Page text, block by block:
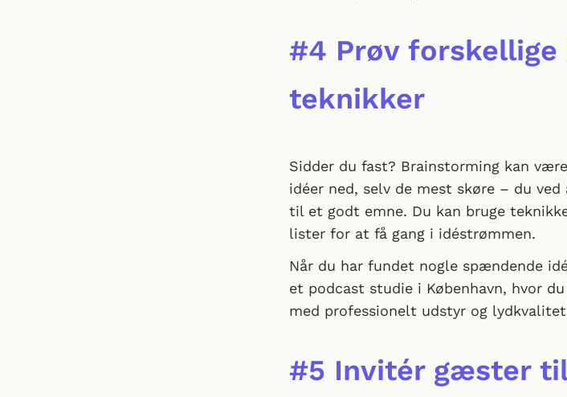
#4 Prøv
teknikker
Sidder du fast? Brainstorming kan
idéer ned, selv de mest skøre – du
til et godt emne. Du kan bruge
lister for at få gang i idéstrømmen.
Når du har fundet nogle spændende
et podcast studie i København, hvor
med professionelt udstyr og
#5 Invitér gæster